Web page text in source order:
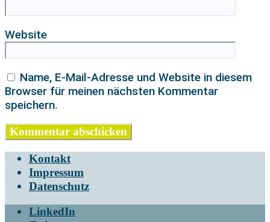
Website
Name, E-Mail-Adresse und Website in diesem
Browser für meinen nächsten Kommentar
speichern.
Kontakt
Impressum
Datenschutz
LinkedIn